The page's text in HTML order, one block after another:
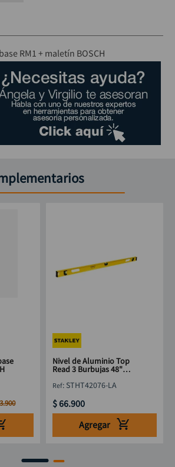
RM1 + maletín BOSCH
.900
Nivel de Aluminio Top
Read 3 Burbujas 48"
1220mm
: STHT42076-LA
$66.900
Agregar